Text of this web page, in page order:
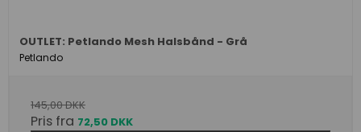
OUTLET: Petlando Mesh Halsbånd - Grå
Petlando
145,00 DKK
Pris fra 72,50 DKK